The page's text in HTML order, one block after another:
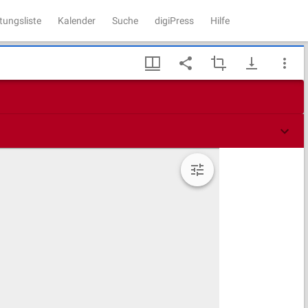
Kalender Suche digiPress Hilfe